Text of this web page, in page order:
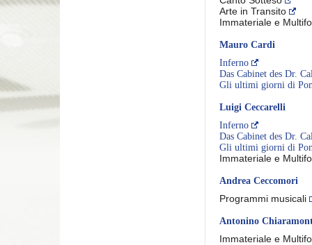
Arte in Transito
Immateriale e
Mauro Cardi
Inferno
Das Cabinet des Dr.
Gli ultimi giorni di
Luigi Ceccarelli
Inferno
Das Cabinet des Dr.
Gli ultimi giorni di
Immateriale e
Andrea Ceccomori
Programmi musicali
Antonino
Immateriale e